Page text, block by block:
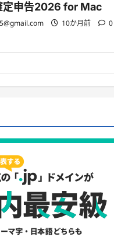
定申告2026 for Mac
10か月前 0